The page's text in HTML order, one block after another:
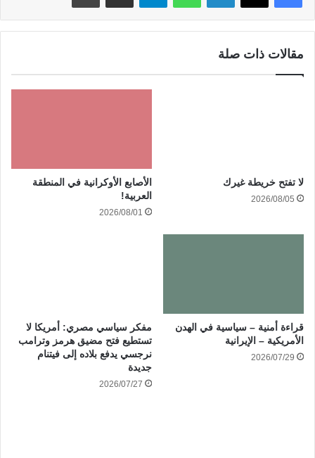
مقالات ذات صلة
لا تفتح خريطة غيرك
2026/08/05
الأصابع الأوكرانية في المنطقة
العربية!
2026/08/01
قراءة أمنية – سياسية في الهدن
الأمريكية – الإيرانية
2026/07/29
مفكر سياسي مصري: أمريكا لا
تستطيع فتح مضيق هرمز وترامب
نرجسي يدفع بلاده إلى فيتنام
جديدة
2026/07/27